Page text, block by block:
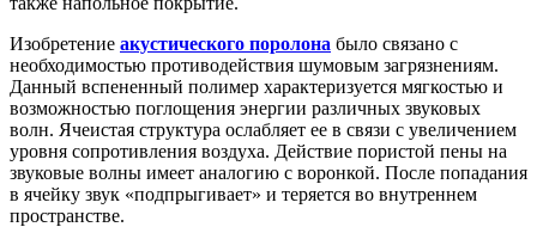
Изобретение акустического поролона было связано с
необходимостью противодействия шумовым загрязнениям.
Данный вспененный полимер характеризуется мягкостью и
возможностью поглощения энергии различных звуковых
волн. Ячеистая структура ослабляет ее в связи с увеличением
уровня сопротивления воздуха. Действие пористой пены на
звуковые волны имеет аналогию с воронкой. После попадания
в ячейку звук «подпрыгивает» и теряется во внутреннем
пространстве.